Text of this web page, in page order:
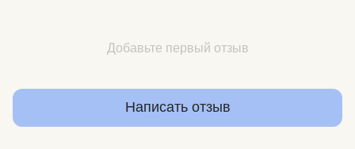
Добавьте первый отзыв
Написать отзыв